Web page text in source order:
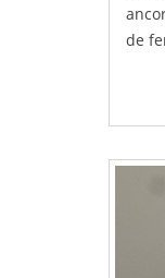
de